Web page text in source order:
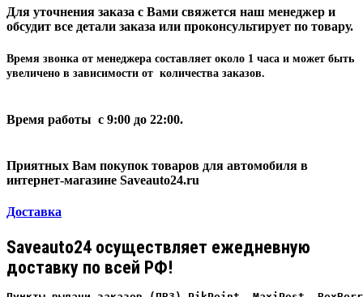
Для уточнения заказа с Вами свяжется наш менеджер и
обсудит все детали заказа или проконсультирует по товару.
Время звонка от менеджера составляет около 1 часа и может быть
увеличено в зависимости от количества заказов.
Время работы с 9:00 до 22:00.
Приятных Вам покупок товаров для автомобиля в
интернет-магазине Saveauto24.ru
Доставка
Saveauto24 осуществляет ежедневную
доставку по всей РФ!